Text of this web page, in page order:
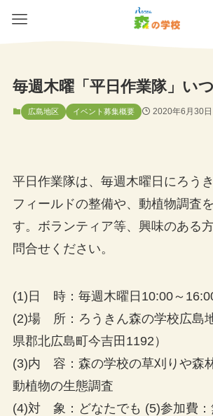
毎週木曜「平日作業隊」い
広島地区 イベント募集概要 2020年6月30日
平日作業隊は、毎週木曜日にろう
フィールドの整備や、動植物調査
す。ボランティア等、興味のある
問合せください。
(1)日 時：毎週木曜日10:00～
(2)場 所：ろうきん森の学校広島
県郡北広島町今吉田1192）
(3)内 容：森の学校の草刈りや森
動植物の生態調査
(4)対 象：どなたでも (5)参加費：